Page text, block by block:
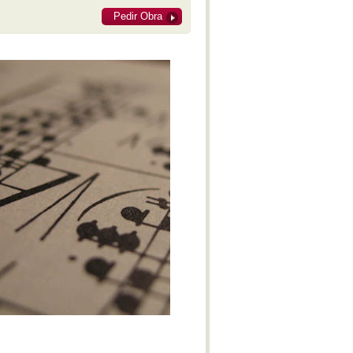
Bated Breath
Benzecry - Sinfonía No. 2 - M-I
Benzecry - Concierto para violín
I
Polimeni - Sospechoso
Benzecry - Concierto para violín
II
- Concierto para violín
III
Benzecry - Adagio fantástico
- Sol aymará
Benzecry - Inti Raymi
Shostakovich - Obertura festiva
Doura - La Pasión de Saverio
Khatchaturian - Danza del sable
- La Pasión de Saverio
- Pepa
IV - El gato de Juan -
Pedir Obra